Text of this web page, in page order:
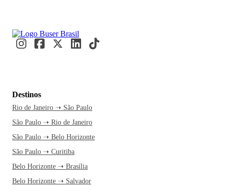
Destinos
Rio de Janeiro ➝ São Paulo
São Paulo ➝ Rio de Janeiro
São Paulo ➝ Belo Horizonte
São Paulo ➝ Curitiba
Belo Horizonte ➝ Brasília
Belo Horizonte ➝ Salvador